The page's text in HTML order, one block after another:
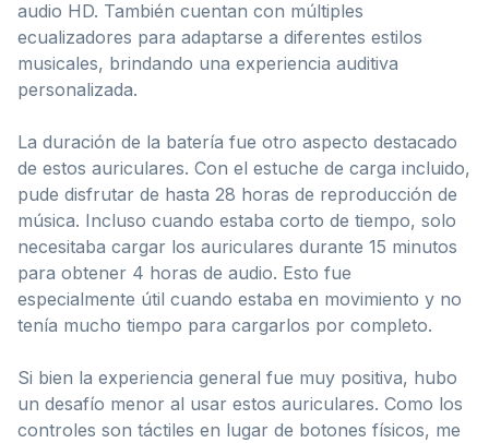
audio HD. También cuentan con múltiples
ecualizadores para adaptarse a diferentes estilos
musicales, brindando una experiencia auditiva
personalizada.
La duración de la batería fue otro aspecto destacado
de estos auriculares. Con el estuche de carga incluido,
pude disfrutar de hasta 28 horas de reproducción de
música. Incluso cuando estaba corto de tiempo, solo
necesitaba cargar los auriculares durante 15 minutos
para obtener 4 horas de audio. Esto fue
especialmente útil cuando estaba en movimiento y no
tenía mucho tiempo para cargarlos por completo.
Si bien la experiencia general fue muy positiva, hubo
un desafío menor al usar estos auriculares. Como los
controles son táctiles en lugar de botones físicos, me